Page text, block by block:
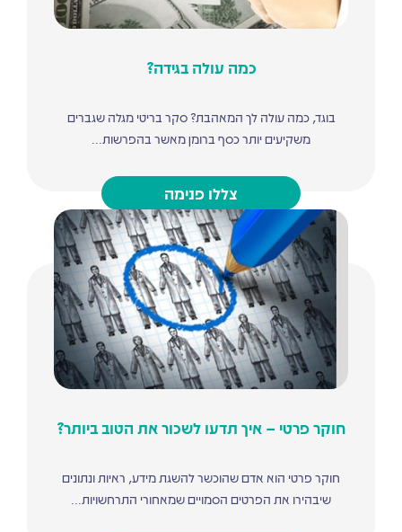
כמה עולה בגידה?
בוגד, כמה עולה לך המאהבת? סקר בריטי מגלה שגברים
משקיעים יותר כסף ברומן מאשר בהפרשות...
צללו פנימה
חוקר פרטי – איך תדעו לשכור את הטוב ביותר?
חוקר פרטי הוא אדם שהוכשר להשגת מידע, ראיות ונתונים
שיבהירו את הפרטים הסמויים שמאחורי התרחשויות...